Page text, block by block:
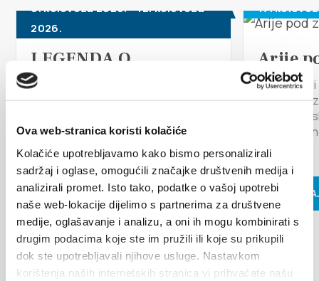
Ova web-stranica koristi kolačiće
Kolačiće upotrebljavamo kako bismo personalizirali
sadržaj i oglase, omogućili značajke društvenih medija i
analizirali promet. Isto tako, podatke o vašoj upotrebi
naše web-lokacije dijelimo s partnerima za društvene
medije, oglašavanje i analizu, a oni ih mogu kombinirati s
drugim podacima koje ste im pružili ili koje su prikupili
dok ste upotrebljavali njihove usluge. Nastavkom
korištenja naših internetskih stranica vi prihvaćate našu
Villa Nika, Kamberovo šetalište 30,
6. kolovoza 2026. - 12. kolovoza
2026.
LEGENDA O
MILJENKU I DOBRILI
13. godinu zaredom Grad Kaštela i
žele brendirati Kaštela kao grad
ljubavi...
PROČITAJ VIŠE
17.
Arije
Kaštel
pozornica
glazbeno
pod...